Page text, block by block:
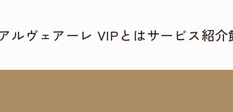
ルヴェアーレ VIPとはサービス紹介